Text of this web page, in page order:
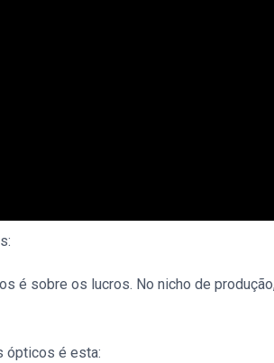
é sobre os lucros. No nicho de
ópticos é esta: